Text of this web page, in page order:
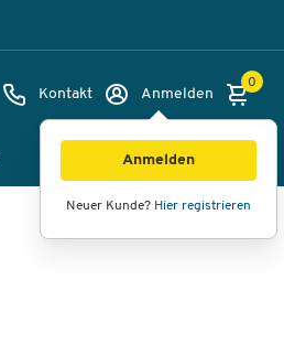
Kontakt Anmelden
Anmelden
Neuer Kunde? Hier registrieren
0
Ansicht